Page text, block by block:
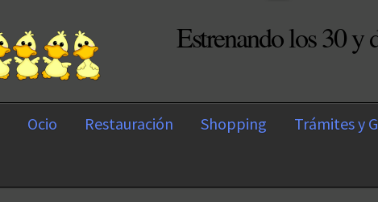
Estrenando los 30 y
Ocio Restauración Shopping Trámites y